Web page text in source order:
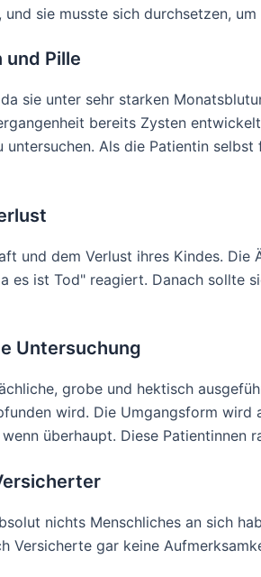
sie musste sich durchsetzen,
und Pille
sie unter sehr starken
bereits Zysten
Als die Patientin
und dem Verlust ihres Kindes.
es ist Tod" reagiert. Danach sollte
Untersuchung
grobe und hektisch
wird. Die Umgangsform
überhaupt. Diese Patientinnen
nichts Menschliches an sich
Versicherte gar keine